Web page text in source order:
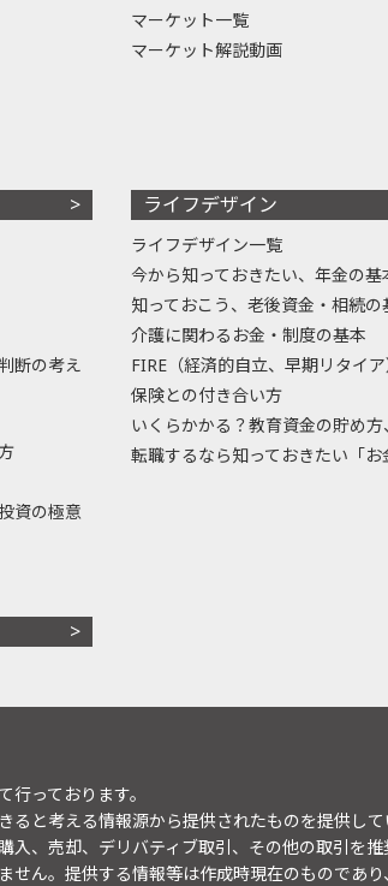
マーケット一覧
マーケット解説動画
断の考え
資の極意
ライフデザイン
ライフデザイン一覧
今から知っておきたい、年金の基
知っておこう、老後資金・相続の
介護に関わるお金・制度の基本
FIRE（経済的自立、早期リタイア
保険との付き合い方
いくらかかる？教育資金の貯め
転職するなら知っておきたい「お
っております。
ると考える情報源から提供されたものを提供し
入、売却、デリバティブ取引、その他の取引を
せん。提供する情報等は作成時現在のものであ